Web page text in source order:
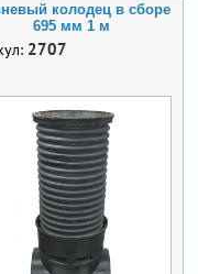
колодец в сборе
695 мм 1 м
2707